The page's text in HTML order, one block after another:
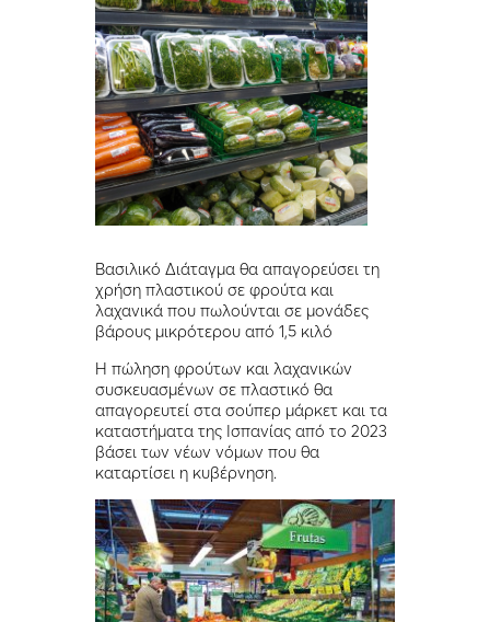
Βασιλικό Διάταγμα θα απαγορεύσει τη
χρήση πλαστικού σε φρούτα και
λαχανικά που πωλούνται σε μονάδες
βάρους μικρότερου από 1,5 κιλό
Η πώληση φρούτων και λαχανικών
συσκευασμένων σε πλαστικό θα
απαγορευτεί στα σούπερ μάρκετ και τα
καταστήματα της Ισπανίας από το 2023
βάσει των νέων νόμων που θα
καταρτίσει η κυβέρνηση.